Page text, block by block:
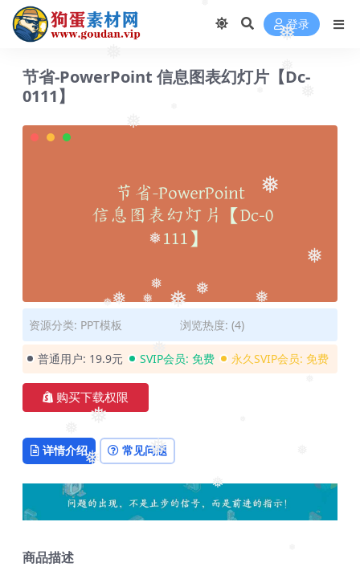
❅ ❅
❅
❅
❅❅
❅
❅
❅
❅
❅
❅
❅
❅
❅
❅
❅
登录
节省-PowerPoint 信息图表幻灯片【Dc-
0111】
资源分类: PPT模板 浏览热度: (4)
普通用户: 19.9元 SVIP会员: 免费 永久SVIP会员: 免费
购买下载权限
详情介绍 常见问题
商品描述